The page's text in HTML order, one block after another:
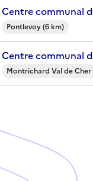
Centre communal
Pontlevoy (6 km)
Centre communal
Montrichard Val de Cher